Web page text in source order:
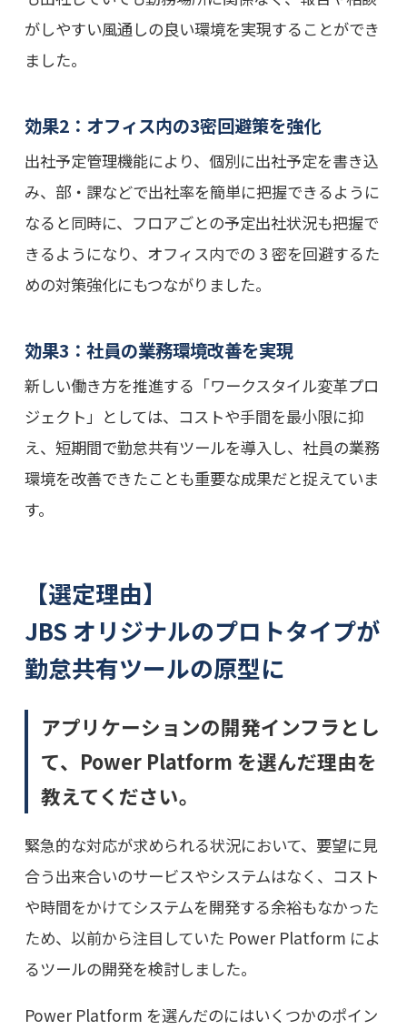
がしやすい風通しの良い環境を実現することができ
ました。
効果2：オフィス内の3密回避策を強化
出社予定管理機能により、個別に出社予定を書き込
み、部・課などで出社率を簡単に把握できるように
なると同時に、フロアごとの予定出社状況も把握で
きるようになり、オフィス内での 3 密を回避するた
めの対策強化にもつながりました。
効果3：社員の業務環境改善を実現
新しい働き方を推進する「ワークスタイル変革プロ
ジェクト」としては、コストや手間を最小限に抑
え、短期間で勤怠共有ツールを導入し、社員の業務
環境を改善できたことも重要な成果だと捉えていま
す。
【選定理由】
JBS オリジナルのプロトタイプが
勤怠共有ツールの原型に
アプリケーションの開発インフラとし
て、Power Platform を選んだ理由を
教えてください。
緊急的な対応が求められる状況において、要望に見
合う出来合いのサービスやシステムはなく、コスト
や時間をかけてシステムを開発する余裕もなかった
ため、以前から注目していた Power Platform によ
るツールの開発を検討しました。
Power Platform を選んだのにはいくつかのポイン